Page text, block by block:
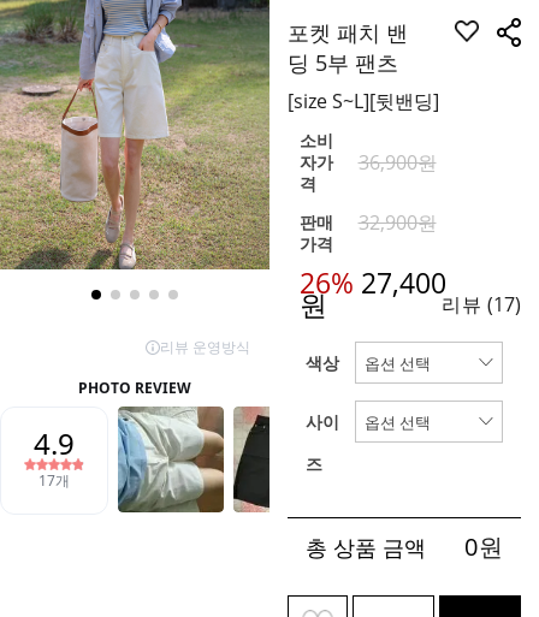
포켓 패치 밴
딩 5부 팬츠
[size S~L][뒷밴딩]
소비
자가
격
36,900원
판매
가격
32,900원
26% 27,400
원 리뷰 (17)
색상
사이
즈
총 상품 금액 0원